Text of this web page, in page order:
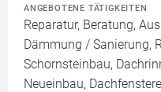
ANGEBOTENE TÄTIGKEITEN
Reparatur, Beratung,
Dämmung / Sanierung,
Schornsteinbau,
Neueinbau,